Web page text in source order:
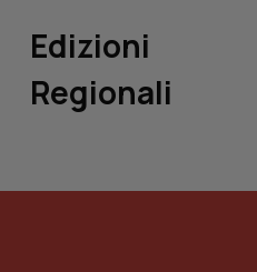
Edizioni
Regionali